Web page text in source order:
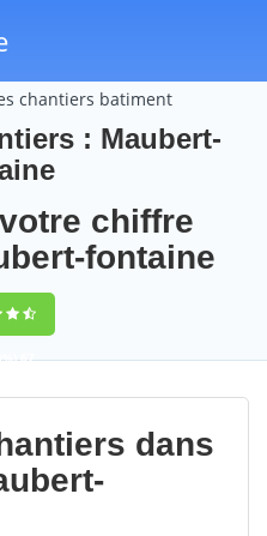
chantiers batiment
: Maubert-
chiffre
fontaine
67
dans